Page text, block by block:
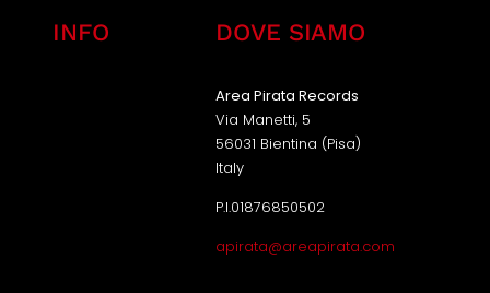
INFO DOVE SIAMO
Area Pirata Records
Via Manetti, 5
56031 Bientina (Pisa)
Italy
P.I.01876850502
apirata@areapirata.com